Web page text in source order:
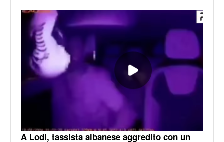
A Lodi, tassista albanese aggredito con un